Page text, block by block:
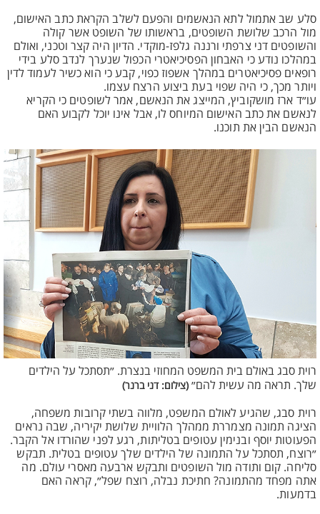
סלע שב אתמול לתא הנאשמים והפעם לשלב הקראת כתב האישום,
מול הרכב שלושת השופטים, בראשותו של השופט אשר קולה
והשופטים דני צרפתי ורננה גלפז-מוקדי. הדיון היה קצר וטכני, ואולם
במהלכו נודע כי האבחון הפסיכיאטרי הכפול שנערך לנדב סלע בידי
רופאים פסיכיאטרים במהלך אשפוז כפוי, קבע כי הוא כשיר לעמוד לדין
ויותר מכך, כי היה שפוי בעת ביצוע הרצח עצמו.
עו״ד ארז מושקוביץ, המייצג את הנאשם, אמר לשופטים כי הקריא
לנאשם את כתב האישום המיוחס לו, אבל אינו יוכל לקבוע האם
הנאשם הבין את תוכנו.
רוית סבג באולם בית המשפט המחוזי בנצרת. ״תסתכל על הילדים
שלך. תראה מה עשית להם״ (צילום: דני ברנר)
רוית סבג, שהגיע לאולם המשפט, מלווה בשתי קרובות משפחה,
הציגה תמונה מצמררת ממהלך הלוויית שלושת יקיריה, שבה נראים
הפעוטות יוסף ובנימין עטופים בטליתות, רגע לפני שהורדו אל הקבר.
״רוצח, תסתכל על התמונה של הילדים שלך עטופים בטלית. תבקש
סליחה. קום ותודה מול השופטים ותבקש ארבעה מאסרי עולם. מה
אתה מפחד מהתמונה? חתיכת נבלה, רוצח שפל״, קראה האם
בדמעות.